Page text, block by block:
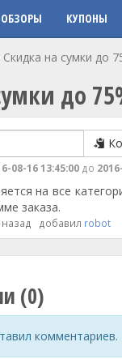
ОБЗОРЫ КУПОНЫ
Скидка на сумки до
до
08-16 13:45:00 до
на все
заказа.
назад добавил robot
(0)
комментариев.